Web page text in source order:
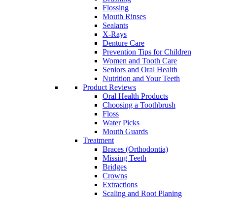
Flossing
Mouth Rinses
Sealants
X-Rays
Denture Care
Prevention Tips for Children
Women and Tooth Care
Seniors and Oral Health
Nutrition and Your Teeth
Product Reviews
Oral Health Products
Choosing a Toothbrush
Floss
Water Picks
Mouth Guards
Treatment
Braces (Orthodontia)
Missing Teeth
Bridges
Crowns
Extractions
Scaling and Root Planing